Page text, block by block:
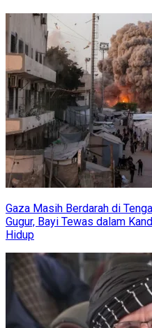
Gaza Masih Berdarah di
Gugur, Bayi Tewas dalam
Hidup